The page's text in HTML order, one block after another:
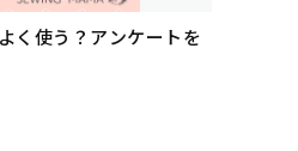
く使う？アンケートを